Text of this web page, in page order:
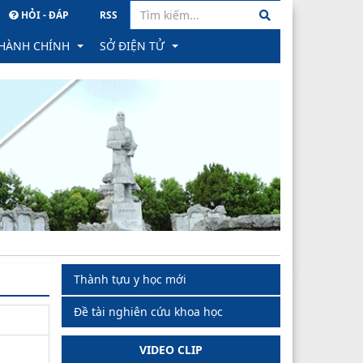
HỎI - ĐÁP RSS
đào tạo khối ngành SK
CHÍNH
chính
trực tuyến
trạng xử lý hồ sơ
bản công bố
bản thu hồi
SỞ ĐIỆN TỬ
PM Quản lý văn bản & Hồ sơ công việc
Hệ thống Hồ sơ Quản lý sức khỏe cá nhân
Hệ thống Gửi nhận văn bản tỉnh
PM Quản lý hồ sơ CB CC, VC tỉnh
Thành tựu y học mới
Đề tài nghiên cứu khoa học
VIDEO CLIP